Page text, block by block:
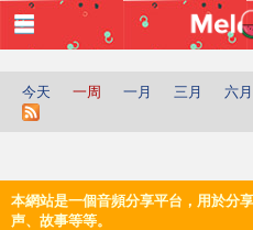
今天 一周 一月 三月 六月
本網站是一個音頻分享平台，用於分
声、故事等等。
上傳